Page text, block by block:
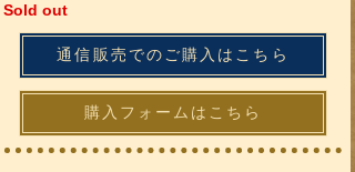
Sold out
通信販売でのご購入はこちら
購入フォームはこちら